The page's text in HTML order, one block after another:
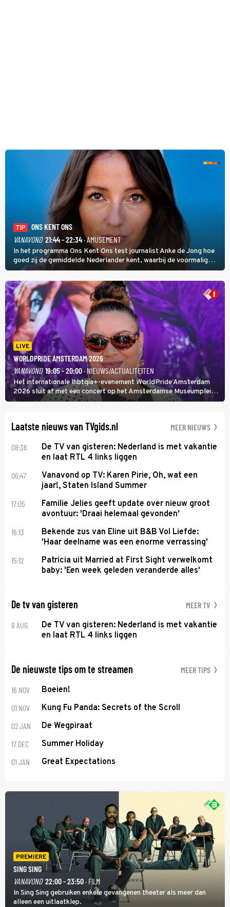
TIP
ONS KENT ONS
VANAVOND 21:44 - 22:34· AMUSEMENT
In het programma Ons Kent Ons test journalist Anke de Jong hoe
goed zij de gemiddelde Nederlander kent, waarbij de voormalig
hoofdredacteur van modebladen Glamour en Elle het samen met
rapper Keizer opneemt tegen Edson da Graça en Marc-Marie
Huijbregts.
LIVE
WORLDPRIDE AMSTERDAM 2026
VANAVOND 19:05 - 20:00· NIEUWS/ACTUALITEITEN
Het internationale lhbtqia+-evenement WorldPride Amsterdam
2026 sluit af met een concert op het Amsterdamse Museumplein.
Anita Doth is een van de optredende artiesten. In de jaren 90
Laatste nieuws van TVgids.nl MEER NIEUWS
08:36
De TV van gisteren: Nederland is met vakantie
en laat RTL 4 links liggen
06:47
Vanavond op TV: Karen Pirie, Oh, wat een
jaar!, Staten Island Summer
17:05
Familie Jelies geeft update over nieuw groot
avontuur: 'Draai helemaal gevonden'
16:13
Bekende zus van Eline uit B&B Vol Liefde:
'Haar deelname was een enorme verrassing'
15:12
Patricia uit Married at First Sight verwelkomt
baby: 'Een week geleden veranderde alles'
De tv van gisteren MEER TV
8 AUG
De TV van gisteren: Nederland is met vakantie
en laat RTL 4 links liggen
De nieuwste tips om te streamen MEER TIPS
16 NOV Boeien!
01 NOV Kung Fu Panda: Secrets of the Scroll
02 JAN De Wegpiraat
17 DEC Summer Holiday
01 JAN Great Expectations
PREMIERE
SING SING
VANAVOND 22:00 - 23:50· FILM
In Sing Sing gebruiken enkele gevangenen theater als meer dan
alleen een uitlaatklep.